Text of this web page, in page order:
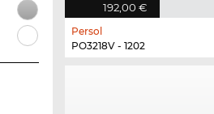
192,00 €
Persol
PO3218V - 1202